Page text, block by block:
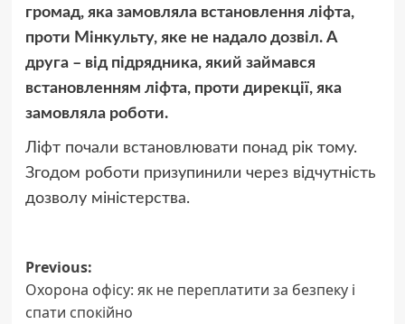
громад, яка замовляла встановлення ліфта,
проти Мінкульту, яке не надало дозвіл. А
друга – від підрядника, який займався
встановленням ліфта, проти дирекції, яка
замовляла роботи.
Ліфт почали встановлювати понад рік тому.
Згодом роботи призупинили через відчутність
дозволу міністерства.
Post
navigation
Previous:
Охорона офісу: як не переплатити за безпеку і
спати спокійно